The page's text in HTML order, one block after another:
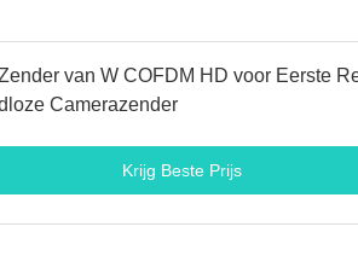
van W COFDM HD voor Eerste
Camerazender
Krijg Beste Prijs